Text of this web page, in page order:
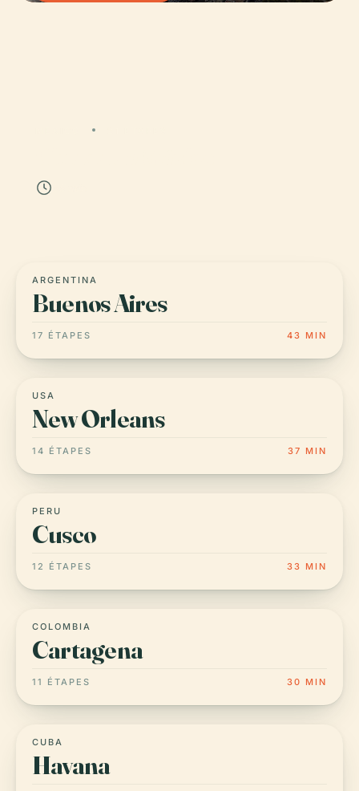
ARGENTINA
Buenos Aires
17 ÉTAPES 43 MIN
USA
New Orleans
14 ÉTAPES 37 MIN
PERU
Cusco
12 ÉTAPES 33 MIN
COLOMBIA
Cartagena
11 ÉTAPES 30 MIN
CUBA
Havana